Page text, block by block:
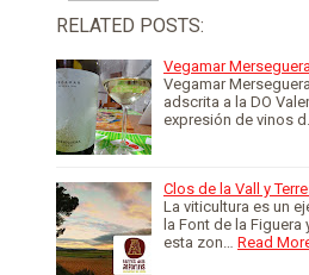
RELATED POSTS:
Vegamar
Vegamar
adscrita a la DO
expresión de vinos d…
Clos de la Vall y
La viticultura es un
la Font de la
esta zon…
Read